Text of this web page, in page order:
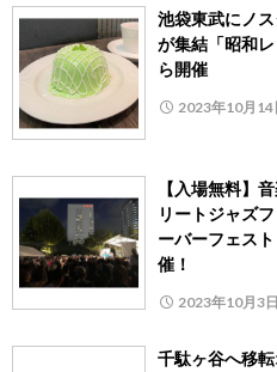
池袋東武にノ
が集結「昭和
ら開催
2023年10月14
【入場無料】
リートジャズ
ーバーフェス
催！
2023年10月3日
千駄ヶ谷へ移